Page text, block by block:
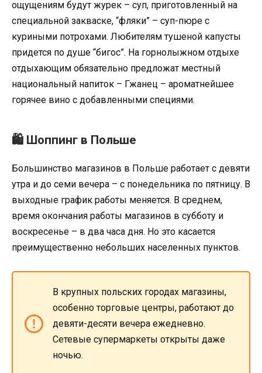
ощущениям будут журек – суп, приготовленный на
специальной закваске, “фляки” – суп-пюре с
куриными потрохами. Любителям тушеной капусты
придется по душе “бигос”. На горнолыжном отдыхе
отдыхающим обязательно предложат местный
национальный напиток – Гжанец – ароматнейшее
горячее вино с добавленными специями.
🛍 Шоппинг в Польше
Большинство магазинов в Польше работает с девяти
утра и до семи вечера – с понедельника по пятницу. В
выходные график работы меняется. В среднем,
время окончания работы магазинов в субботу и
воскресенье – в два часа дня. Но это касается
преимущественно небольших населенных пунктов.
В крупных польских городах магазины,
особенно торговые центры, работают до
девяти-десяти вечера ежедневно.
Сетевые супермаркеты открыты даже
ночью.